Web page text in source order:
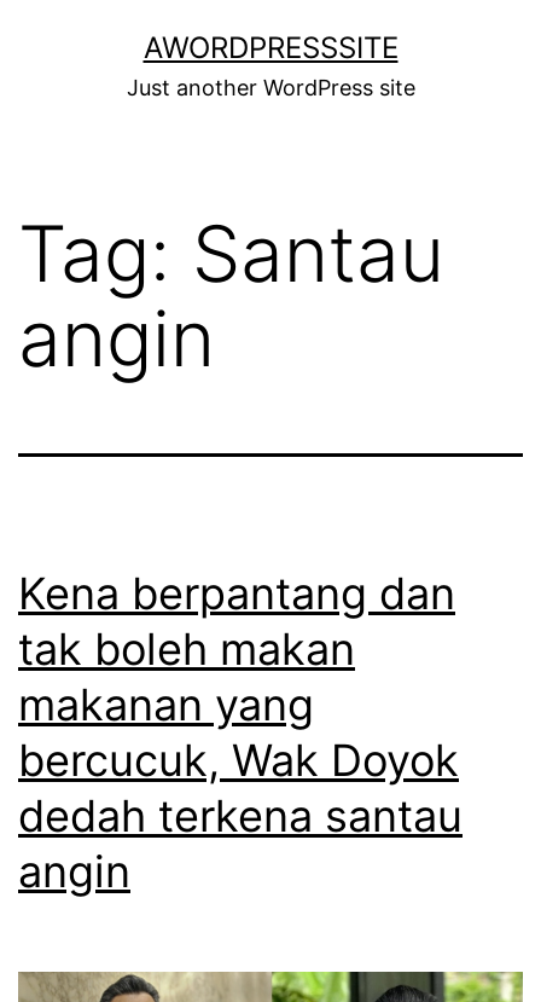
AWORDPRESSSITE
Just another WordPress site
Tag: Santau
angin
Kena berpantang dan
tak boleh makan
makanan yang
bercucuk, Wak Doyok
dedah terkena santau
angin